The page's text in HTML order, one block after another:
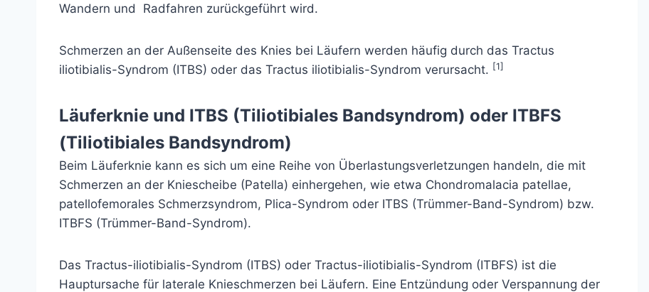
Wandern und Radfahren zurückgeführt wird.
Schmerzen an der Außenseite des Knies bei Läufern werden häufig durch das Tractus
iliotibialis-Syndrom (ITBS) oder das Tractus iliotibialis-Syndrom verursacht. [1]
Läuferknie und ITBS (Tiliotibiales Bandsyndrom) oder ITBFS
(Tiliotibiales Bandsyndrom)
Beim Läuferknie kann es sich um eine Reihe von Überlastungsverletzungen handeln, die mit
Schmerzen an der Kniescheibe (Patella) einhergehen, wie etwa Chondromalacia patellae,
patellofemorales Schmerzsyndrom, Plica-Syndrom oder ITBS (Trümmer-Band-Syndrom) bzw.
ITBFS (Trümmer-Band-Syndrom).
Das Tractus-iliotibialis-Syndrom (ITBS) oder Tractus-iliotibialis-Syndrom (ITBFS) ist die
Hauptursache für laterale Knieschmerzen bei Läufern. Eine Entzündung oder Verspannung der